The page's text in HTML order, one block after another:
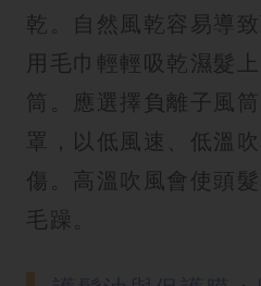
乾。自然風乾容易導
用毛巾輕輕吸乾濕髮
筒。應選擇負離子風
罩，以低風速、低溫
傷。高溫吹風會使頭
毛躁。